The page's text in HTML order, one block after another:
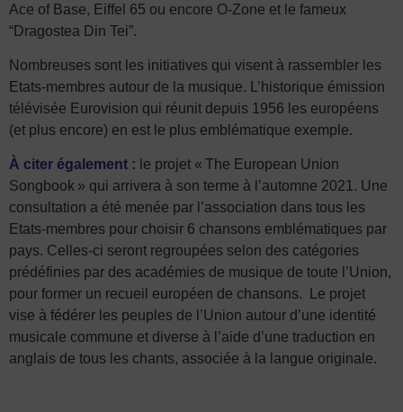
Ace of Base, Eiffel 65 ou encore O-Zone et le fameux
“Dragostea Din Tei”.
Nombreuses sont les initiatives qui visent à rassembler les
Etats-membres autour de la musique. L’historique émission
télévisée Eurovision qui réunit depuis 1956 les européens
(et plus encore) en est le plus emblématique exemple.
À citer également : le projet « The European Union
Songbook » qui arrivera à son terme à l’automne 2021. Une
consultation a été menée par l’association dans tous les
Etats-membres pour choisir 6 chansons emblématiques par
pays. Celles-ci seront regroupées selon des catégories
prédéfinies par des académies de musique de toute l’Union,
pour former un recueil européen de chansons. Le projet
vise à fédérer les peuples de l’Union autour d’une identité
musicale commune et diverse à l’aide d’une traduction en
anglais de tous les chants, associée à la langue originale.